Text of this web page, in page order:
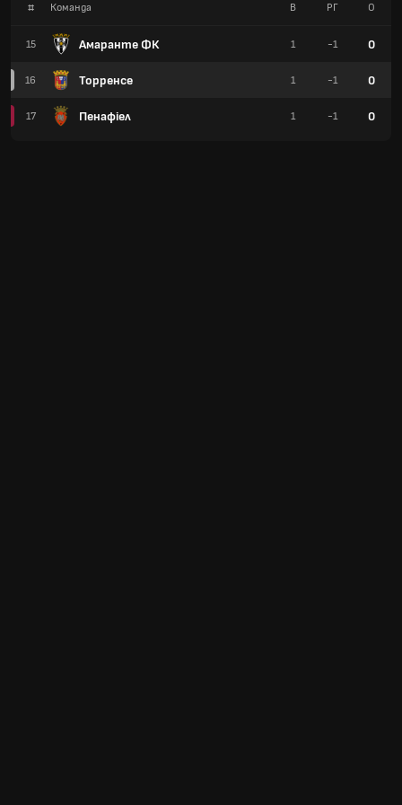
# Команда
15 Амаранте ФК
16 Торренсе
17 Пенафіел
В РГ О
1 -1 0
1 -1 0
1 -1 0